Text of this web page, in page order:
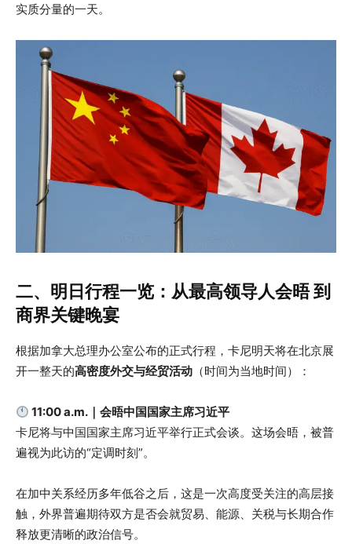
实质分量的一天。
二、明日行程一览：从最高领导人会晤 到
商界关键晚宴
根据加拿大总理办公室公布的正式行程，卡尼明天将在北京展
开一整天的高密度外交与经贸活动 （时间为当地时间）：
11:00 a.m.｜会晤中国国家主席习近平
卡尼将与中国国家主席习近平举行正式会谈。这场会晤，被普
遍视为此访的“定调时刻”。
在加中关系经历多年低谷之后，这是一次高度受关注的高层接
触，外界普遍期待双方是否会就贸易、能源、关税与长期合作
释放更清晰的政治信号。